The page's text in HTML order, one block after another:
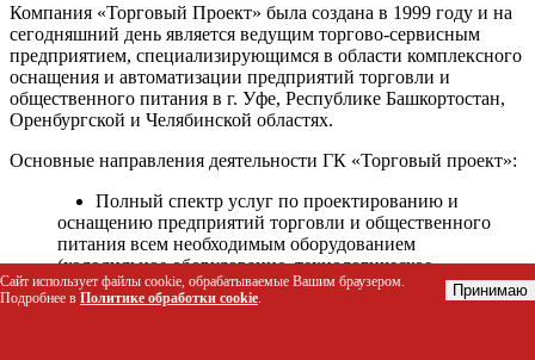
Компания «Торговый Проект» была создана в 1999 году и на
сегодняшний день является ведущим торгово-сервисным
предприятием, специализирующимся в области комплексного
оснащения и автоматизации предприятий торговли и
общественного питания в г. Уфе, Республике Башкортостан,
Оренбургской и Челябинской областях.
Основные направления деятельности ГК «Торговый проект»:
Полный спектр услуг по проектированию и
оснащению предприятий торговли и общественного
питания всем необходимым оборудованием
(холодильное оборудование, технологическое
оборудование, стеллажное оборудование и т.д.);
Автоматизация торговых процессов и внедрения
Сайт использует файлы cookie, обрабатываемые Вашим браузером.
Подробнее в Политике обработки cookie. Принимаю